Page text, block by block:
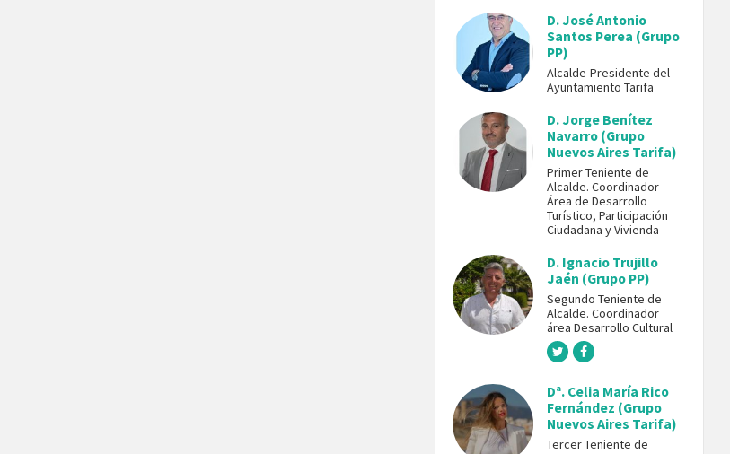
D. José Antonio
Santos Perea (Grupo
PP)
Alcalde-Presidente del
Ayuntamiento Tarifa
D. Jorge Benítez
Navarro (Grupo
Nuevos Aires Tarifa)
Primer Teniente de
Alcalde. Coordinador
Área de Desarrollo
Turístico, Participación
Ciudadana y Vivienda
D. Ignacio Trujillo
Jaén (Grupo PP)
Segundo Teniente de
Alcalde. Coordinador
área Desarrollo Cultural
Dª. Celia María Rico
Fernández (Grupo
Nuevos Aires Tarifa)
Tercer Teniente de